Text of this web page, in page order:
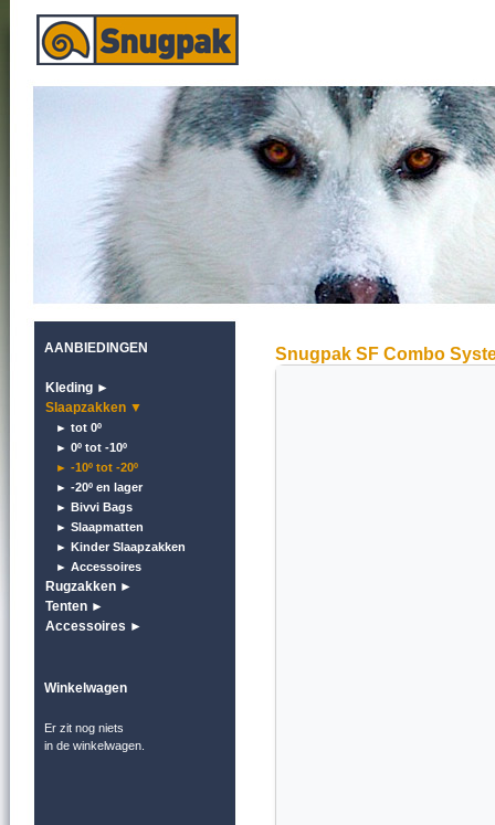
AANBIEDINGEN
Kleding ►
Slaapzakken ▼
► tot 0º
► 0º tot -10º
► -10º tot -20º
► -20º en lager
► Bivvi Bags
► Slaapmatten
► Kinder Slaapzakken
► Accessoires
Rugzakken ►
Tenten ►
Accessoires ►
Winkelwagen
Er zit nog niets
in de winkelwagen.
Snugpak SF Combo